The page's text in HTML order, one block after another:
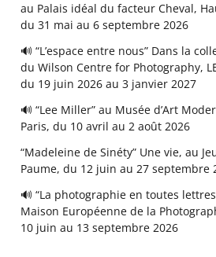
au Palais idéal du facteur Cheval,
du 31 mai au 6 septembre 2026
🔊 “L’espace entre nous” Dans la
du Wilson Centre for Photography,
du 19 juin 2026 au 3 janvier 2027
🔊 “Lee Miller” au Musée d’Art
Paris, du 10 avril au 2 août 2026
“Madeleine de Sinéty” Une vie, au
Paume, du 12 juin au 27 septembre
🔊 “La photographie en toutes
Maison Européenne de la
10 juin au 13 septembre 2026